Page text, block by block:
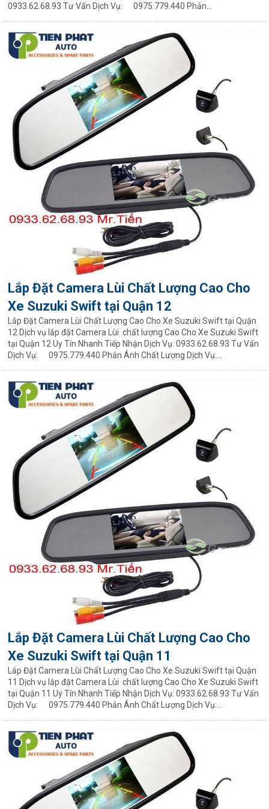
0933.62.68.93 Tư Vấn Dịch Vụ: 0975.779.440 Phản...
Lắp Đặt Camera Lùi Chất Lượng Cao Cho
Xe Suzuki Swift tại Quận 12
Lắp Đặt Camera Lùi Chất Lượng Cao Cho Xe Suzuki Swift tại Quận
12 Dịch vụ lắp đặt Camera Lùi chất lượng Cao Cho Xe Suzuki Swift
tại Quận 12 Uy Tín Nhanh Tiếp Nhận Dịch Vụ: 0933.62.68.93 Tư Vấn
Dịch Vụ: 0975.779.440 Phản Ánh Chất Lượng Dịch Vụ:...
Lắp Đặt Camera Lùi Chất Lượng Cao Cho
Xe Suzuki Swift tại Quận 11
Lắp Đặt Camera Lùi Chất Lượng Cao Cho Xe Suzuki Swift tại Quận
11 Dịch vụ lắp đặt Camera Lùi chất lượng Cao Cho Xe Suzuki Swift
tại Quận 11 Uy Tín Nhanh Tiếp Nhận Dịch Vụ: 0933.62.68.93 Tư Vấn
Dịch Vụ: 0975.779.440 Phản Ánh Chất Lượng Dịch Vụ:...